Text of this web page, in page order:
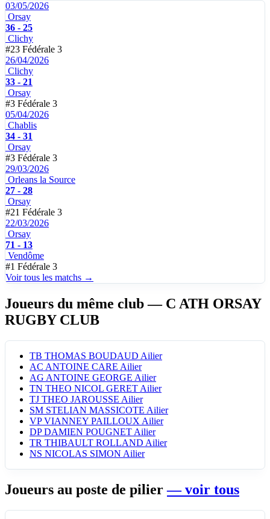
03/05/2026
Orsay
36 - 25
Clichy
#23 Fédérale 3
26/04/2026
Clichy
33 - 21
Orsay
#3 Fédérale 3
05/04/2026
Chablis
34 - 31
Orsay
#3 Fédérale 3
29/03/2026
Orleans la Source
27 - 28
Orsay
#21 Fédérale 3
22/03/2026
Orsay
71 - 13
Vendôme
#1 Fédérale 3
Voir tous les matchs →
Joueurs du même club— C ATH ORSAY
RUGBY CLUB
TB THOMAS BOUDAUD Ailier
AC ANTOINE CARE Ailier
AG ANTOINE GEORGE Ailier
TN THEO NICOL GERET Ailier
TJ THEO JAROUSSE Ailier
SM STELIAN MASSICOTE Ailier
VP VIANNEY PAILLOUX Ailier
DP DAMIEN POUGNET Ailier
TR THIBAULT ROLLAND Ailier
NS NICOLAS SIMON Ailier
Joueurs au poste de pilier— voir tous